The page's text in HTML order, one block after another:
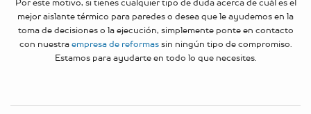
Por este motivo, si tienes cualquier tipo de duda acerca de cuál es el
mejor aislante térmico para paredes o desea que le ayudemos en la
toma de decisiones o la ejecución, simplemente ponte en contacto
con nuestraempresa de reformassin ningún tipo de compromiso.
Estamos para ayudarte en todo lo que necesites.